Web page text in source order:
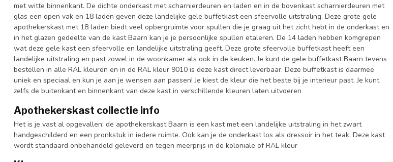
met witte binnenkant. De dichte onderkast met scharnierdeuren en laden en in de bovenkast scharnierdeuren met
glas een open vak en 18 laden geven deze landelijke gele buffetkast een sfeervolle uitstraling. Deze grote gele
apothekerskast met 18 laden biedt veel opbergruimte voor spullen die je graag uit het zicht hebt in de onderkast en
in het glazen gedeelte van de kast Baarn kan je je persoonlijke spullen etaleren. De 14 laden hebben komgrepen
wat deze gele kast een sfeervolle en landelijke uitstraling geeft. Deze grote sfeervolle buffetkast heeft een
landelijke uitstraling en past zowel in de woonkamer als ook in de keuken. Je kunt de gele buffetkast Baarn tevens
bestellen in alle RAL kleuren en in de RAL kleur 9010 is deze kast direct leverbaar. Deze buffetkast is daarmee
uniek en speciaal en kun je aan je wensen aan passen! Je kiest de kleur die het beste bij je interieur past. Je kunt
zelfs de buitenkant en binnenkant van deze kast in verschillende kleuren laten uitvoeren
Apothekerskast collectie info
Het is je vast al opgevallen: de apothekerskast Baarn is een kast met een landelijke uitstraling in het zwart
handgeschilderd en een pronkstuk in iedere ruimte. Ook kan je de onderkast los als dressoir in het teak. Deze kast
wordt standaard onbehandeld geleverd en tegen meerprijs in de koloniale of RAL kleur